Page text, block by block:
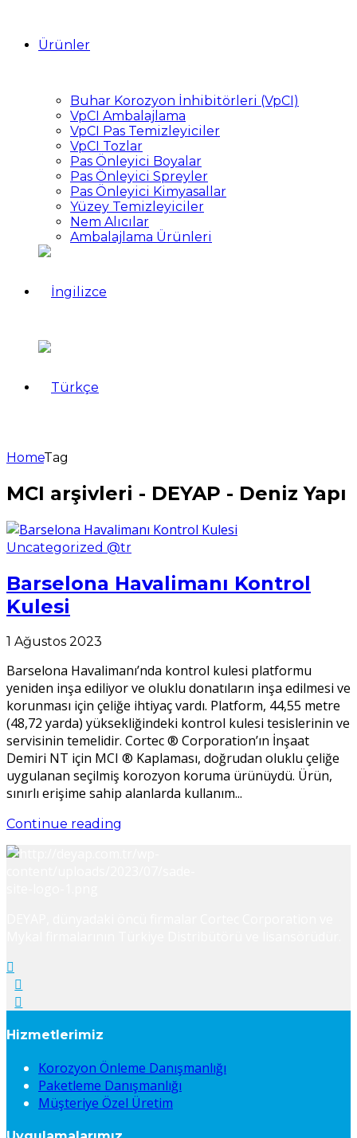
Ürünler
Buhar Korozyon İnhibitörleri (VpCI)
VpCI Ambalajlama
VpCI Pas Temizleyiciler
VpCI Tozlar
Pas Önleyici Boyalar
Pas Önleyici Spreyler
Pas Önleyici Kimyasallar
Yüzey Temizleyiciler
Nem Alıcılar
Ambalajlama Ürünleri
HomeTag
MCI arşivleri - DEYAP - Deniz Yapı
Uncategorized @tr
Barselona Havalimanı Kontrol
Kulesi
1 Ağustos 2023
Barselona Havalimanı’nda kontrol kulesi platformu
yeniden inşa ediliyor ve oluklu donatıların inşa edilmesi ve
korunması için çeliğe ihtiyaç vardı. Platform, 44,55 metre
(48,72 yarda) yüksekliğindeki kontrol kulesi tesislerinin ve
servisinin temelidir. Cortec ® Corporation’ın İnşaat
Demiri NT için MCI ® Kaplaması, doğrudan oluklu çeliğe
uygulanan seçilmiş korozyon koruma ürünüydü. Ürün,
sınırlı erişime sahip alanlarda kullanım...
Continue reading
Hizmetlerimiz
Korozyon Önleme Danışmanlığı
Paketleme Danışmanlığı
Müşteriye Özel Üretim